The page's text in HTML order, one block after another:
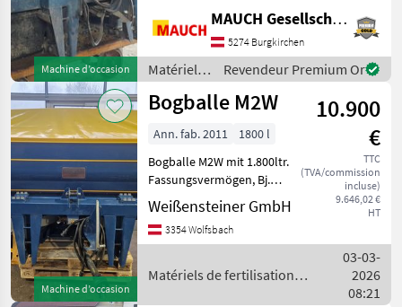
Machine d’occasion
particuliers ! Équipement : -
Terminal - Système de
pesage - Capacité de 4 000 l
- Bâche de p
MAUCH Gesellschaft m.b.H. & Co.KG
5274 Burgkirchen
Matériels
de
fertilisation
irrigation
/ Bogballe
Revendeur Premium Or
Machine d’occasion
Bogballe M2W
10.900
€
TTC
(TVA/commission
incluse)
9.646,02 €
HT
Ann. fab. 2011
1800 l
Bogballe M2W mit 1.800ltr.
Fassungsvermögen, Bj.
2011 mit Zurf Terminal,
Gelenkwelle und Plane. 2x
Streuflügelsatz 12-18m und
disques, Ensembl
Weißensteiner GmbH
3354 Wolfsbach
Matériels de fertilisation et
03-03-
2026
08:21